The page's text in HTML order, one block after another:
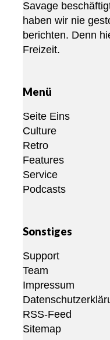
Savage
haben wir nie
berichten. Denn
Freizeit.
Menü
Seite Eins
Culture
Retro
Features
Service
Podcasts
Sonstiges
Support
Team
Impressum
RSS-Feed
Sitemap